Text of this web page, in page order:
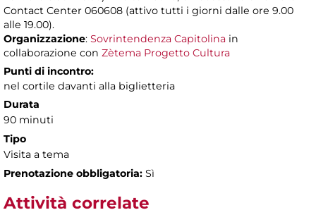
Contact Center 060608 (attivo tutti i giorni dalle ore 9.00
alle 19.00).
Organizzazione: Sovrintendenza Capitolina in
collaborazione con Zètema Progetto Cultura
Punti di incontro:
nel cortile davanti alla biglietteria
Durata
90 minuti
Tipo
Visita a tema
Prenotazione obbligatoria: Sì
Attività correlate